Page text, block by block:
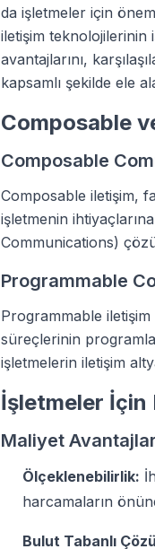
da işletmeler için
iletişim teknolojilerinin
avantajlarını,
kapsamlı şekilde ele
Composable
Composable
Composable iletişim,
işletmenin
Communications)
Programmable
Programmable iletişim
süreçlerinin
işletmelerin iletişim
İşletmeler İçin
Maliyet
Ölçeklenebilirlik:
harcamaların
Bulut Tabanlı